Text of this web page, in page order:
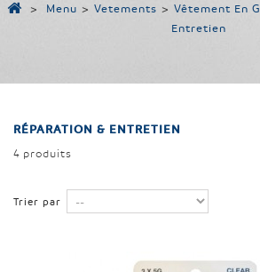
> Menu > Vetements > Vêtement En
Entretien
RÉPARATION & ENTRETIEN
4 produits
Trier par